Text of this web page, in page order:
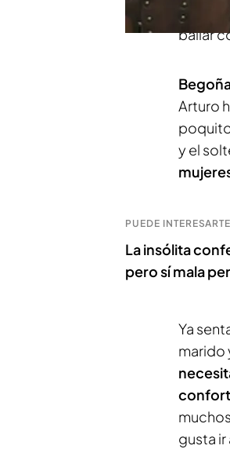
bailar
Arturo
y el
PUEDE INTERESARTE
La insólita
pero sí mala
Ya
marido
confort
gusta ir